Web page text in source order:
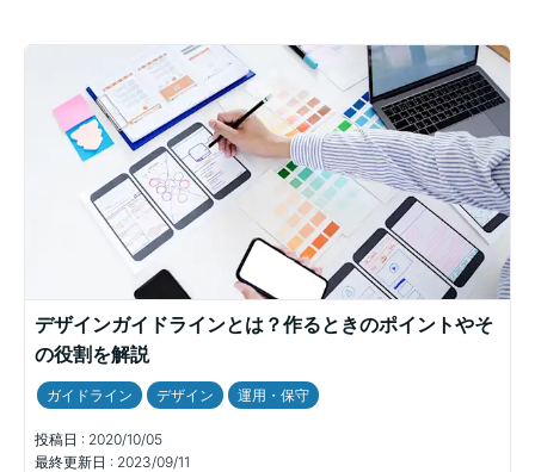
デザインガイドラインとは？作るときのポイントやそ
の役割を解説
ガイドライン デザイン 運用・保守
投稿日 : 2020/10/05
最終更新日 : 2023/09/11